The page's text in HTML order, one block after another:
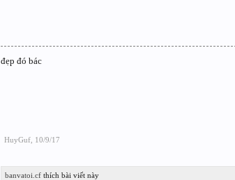
đẹp đó bác
HuyGuf, 10/9/17
banvatoi.cfthích bài viết này